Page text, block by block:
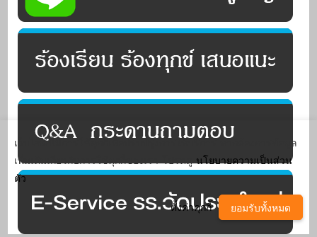
เว็บไซต์นี้มีการใช้คุกกี้เพื่อปรับปรุงการให้บริการ หากต้องการข้อมูล
เพิ่มเติมเกี่ยวกับการใช้คุกกี้ของเรา โปรดดูนโยบายความเป็นส่วน
ตัว
ตั้งค่าคุกกี้
ยอมรับทั้งหมด